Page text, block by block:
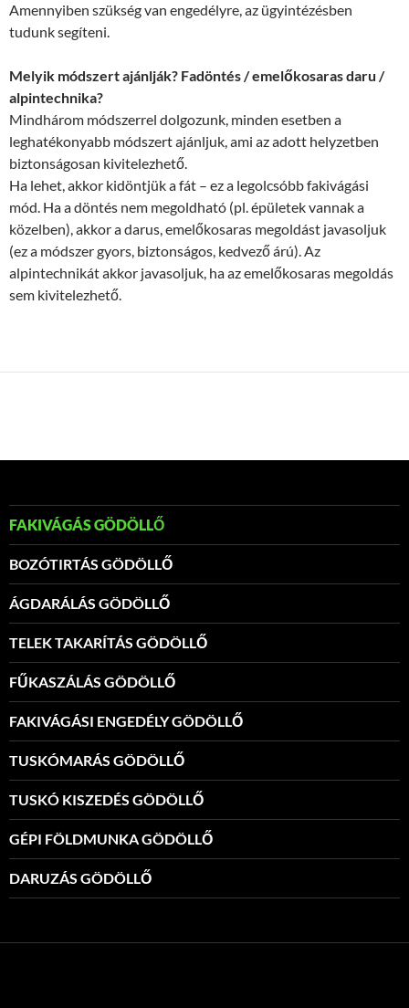
Amennyiben szükség van engedélyre, az ügyintézésben
tudunk segíteni.
Melyik módszert ajánlják? Fadöntés / emelőkosaras daru /
alpintechnika?
Mindhárom módszerrel dolgozunk, minden esetben a
leghatékonyabb módszert ajánljuk, ami az adott helyzetben
biztonságosan kivitelezhető.
Ha lehet, akkor kidöntjük a fát – ez a legolcsóbb fakivágási
mód. Ha a döntés nem megoldható (pl. épületek vannak a
közelben), akkor a darus, emelőkosaras megoldást javasoljuk
(ez a módszer gyors, biztonságos, kedvező árú). Az
alpintechnikát akkor javasoljuk, ha az emelőkosaras megoldás
sem kivitelezhető.
FAKIVÁGÁS GÖDÖLLŐ
BOZÓTIRTÁS GÖDÖLLŐ
ÁGDARÁLÁS GÖDÖLLŐ
TELEK TAKARÍTÁS GÖDÖLLŐ
FŰKASZÁLÁS GÖDÖLLŐ
FAKIVÁGÁSI ENGEDÉLY GÖDÖLLŐ
TUSKÓMARÁS GÖDÖLLŐ
TUSKÓ KISZEDÉS GÖDÖLLŐ
GÉPI FÖLDMUNKA GÖDÖLLŐ
DARUZÁS GÖDÖLLŐ